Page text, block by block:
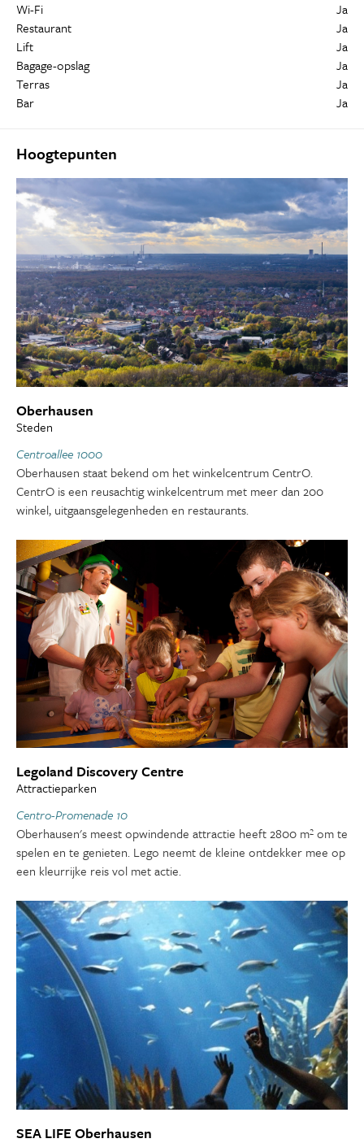
Wi-Fi
Ja
Restaurant
Ja
Lift
Ja
Bagage-opslag
Ja
Terras
Ja
Bar
Ja
Hoogtepunten
Oberhausen
Steden
Centroallee 1000
Oberhausen staat bekend om het winkelcentrum CentrO.
CentrO is een reusachtig winkelcentrum met meer dan 200
winkel, uitgaansgelegenheden en restaurants.
Legoland Discovery Centre
Attractieparken
Centro-Promenade 10
Oberhausen's meest opwindende attractie heeft 2800 m² om te
spelen en te genieten. Lego neemt de kleine ontdekker mee op
een kleurrijke reis vol met actie.
SEA LIFE Oberhausen